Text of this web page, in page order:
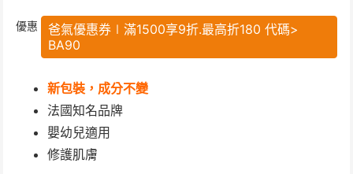
優惠
爸氣優惠券∣滿1500享9折.最高折180 代碼>
BA90
新包裝，成分不變
法國知名品牌
嬰幼兒適用
修護肌膚